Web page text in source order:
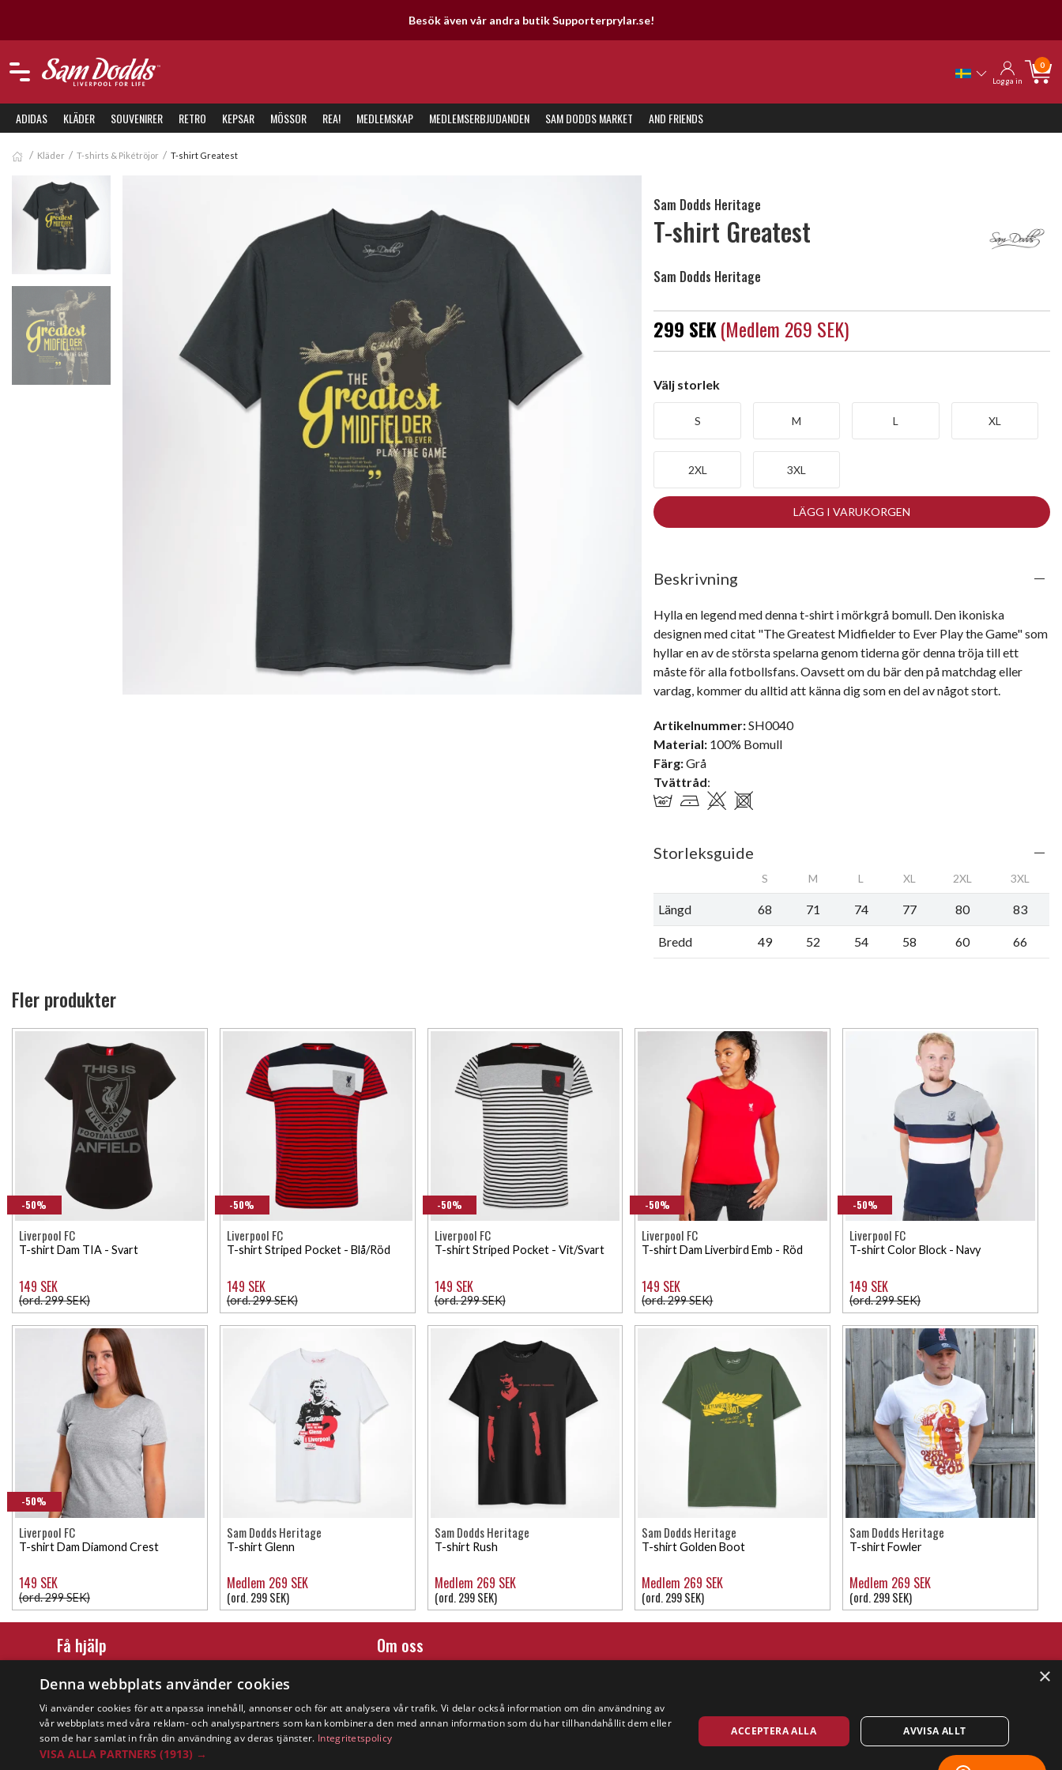
Besök även vår andra butik Supporterprylar.se!
Logga in
0
ADIDAS KLÄDER SOUVENIRER RETRO KEPSAR MÖSSOR REA! MEDLEMSKAP MEDLEMSERBJUDANDEN SAM DODDS MARKET AND FRIENDS
Kläder T-shirts & Pikétröjor T-shirt Greatest
Sam Dodds Heritage
T-shirt Greatest
Sam Dodds Heritage
299 SEK(medlem 269 SEK)
Välj storlek
S M L XL
2XL 3XL
LÄGG I VARUKORGEN
Beskrivning
Hylla en legend med denna t-shirt i mörkgrå bomull. Den ikoniska
designen med citat "The Greatest Midfielder to Ever Play the Game" som
hyllar en av de största spelarna genom tiderna gör denna tröja till ett
måste för alla fotbollsfans. Oavsett om du bär den på matchdag eller
vardag, kommer du alltid att känna dig som en del av något stort.
Artikelnummer:SH0040
Material: 100% Bomull
Färg:Grå
Tvättråd:
Storleksguide
S M L XL 2XL 3XL
Längd 68 71 74 77 80 83
Bredd 49 52 54 58 60 66
Fler produkter
-50%
Liverpool FC
T-shirt Dam TIA - Svart
149 SEK
(ord. 299 SEK)
-50%
Liverpool FC
T-shirt Striped Pocket - Blå/Röd
149 SEK
(ord. 299 SEK)
-50%
Liverpool FC
T-shirt Striped Pocket - Vit/Svart
149 SEK
(ord. 299 SEK)
-50%
Liverpool FC
T-shirt Dam Liverbird Emb - Röd
149 SEK
(ord. 299 SEK)
-50%
Liverpool FC
T-shirt Color Block - Navy
149 SEK
(ord. 299 SEK)
-50%
Liverpool FC
T-shirt Dam Diamond Crest
149 SEK
(ord. 299 SEK)
Sam Dodds Heritage
T-shirt Glenn
Medlem 269 SEK
(ord. 299 SEK)
Sam Dodds Heritage
T-shirt Rush
Medlem 269 SEK
(ord. 299 SEK)
Sam Dodds Heritage
T-shirt Golden Boot
Medlem 269 SEK
(ord. 299 SEK)
Sam Dodds Heritage
T-shirt Fowler
Medlem 269 SEK
(ord. 299 SEK)
Få hjälp
Köpvillkor
Leverans & betalning
Returer & byten
Vanliga frågor
Om oss
×
Denna webbplats använder cookies
Vi använder cookies för att anpassa innehåll, annonser och för att analysera vår trafik. Vi delar också information om din användning av
vår webbplats med våra reklam- och analyspartners som kan kombinera den med annan information som du har tillhandahållit dem eller
som de har samlat in från din användning av deras tjänster. Integritetspolicy
VISA ALLA PARTNERS (1913) →
ACCEPTERA ALLA AVVISA ALLT